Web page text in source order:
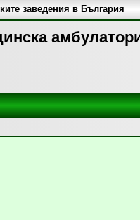
заведения в България